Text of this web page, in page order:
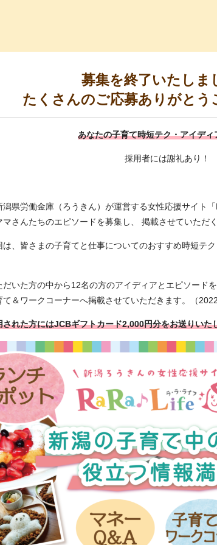
募集を終了いたしま
たくさんのご応募ありがとう
あなたの子育て時短テク・アイディ
採用者には謝礼あり！
潟県労働金庫（ろうきん）が運営する女性応援サイト
マさんたちのエピソードを募集し、 掲載させていただ
は、皆さまの子育てと仕事についてのおすすめ時短テ
だいた方の中から12名の方のアイディアとエピソード
て＆ワークコーナーへ掲載させていただきます。（
された方にはJCBギフトカード2,000円分をお送りいた